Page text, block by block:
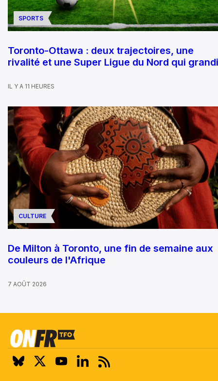
SPORTS
Toronto-Ottawa : deux trajectoires, une
rivalité et une Super Ligue du Nord qui
IL Y A 11 HEURES
CULTURE
De Milton à Toronto, une fin de semaine aux
couleurs de l'Afrique
7 AOÛT 2026